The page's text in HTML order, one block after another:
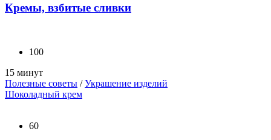
Кремы, взбитые сливки
100
15 минут
Полезные советы /Украшение изделий
Шоколадный крем
60